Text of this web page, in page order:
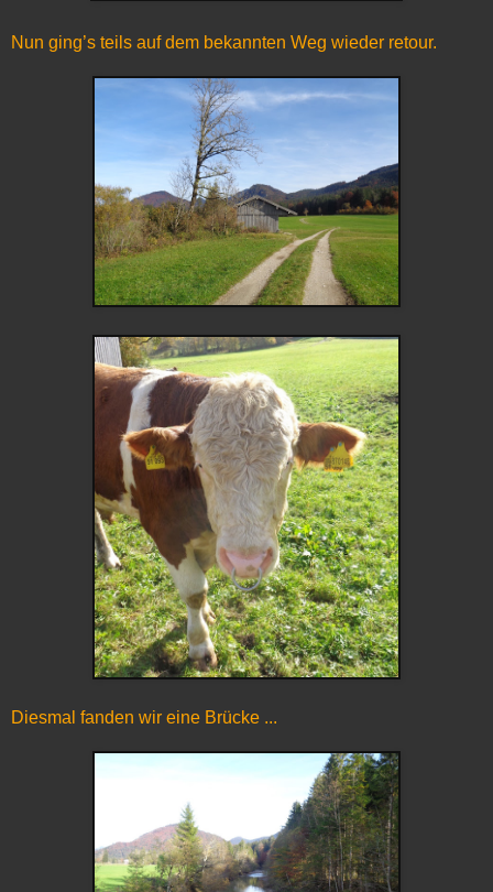
Nun ging’s teils auf dem bekannten Weg wieder retour.
Diesmal fanden wir eine Brücke ...